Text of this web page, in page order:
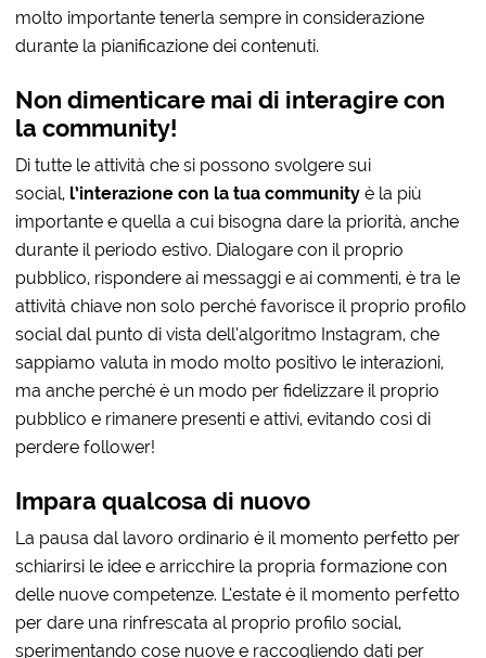
molto importante tenerla sempre in considerazione
durante la pianificazione dei contenuti.
Non dimenticare mai di interagire con
la community!
Di tutte le attività che si possono svolgere sui
social, l’interazione con la tua community è la più
importante e quella a cui bisogna dare la priorità, anche
durante il periodo estivo. Dialogare con il proprio
pubblico, rispondere ai messaggi e ai commenti, è tra le
attività chiave non solo perché favorisce il proprio profilo
social dal punto di vista dell’algoritmo Instagram, che
sappiamo valuta in modo molto positivo le interazioni,
ma anche perché è un modo per fidelizzare il proprio
pubblico e rimanere presenti e attivi, evitando così di
perdere follower!
Impara qualcosa di nuovo
La pausa dal lavoro ordinario è il momento perfetto per
schiarirsi le idee e arricchire la propria formazione con
delle nuove competenze. L’estate è il momento perfetto
per dare una rinfrescata al proprio profilo social,
sperimentando cose nuove e raccogliendo dati per